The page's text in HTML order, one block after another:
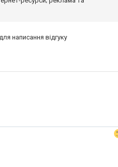
для написання відгуку